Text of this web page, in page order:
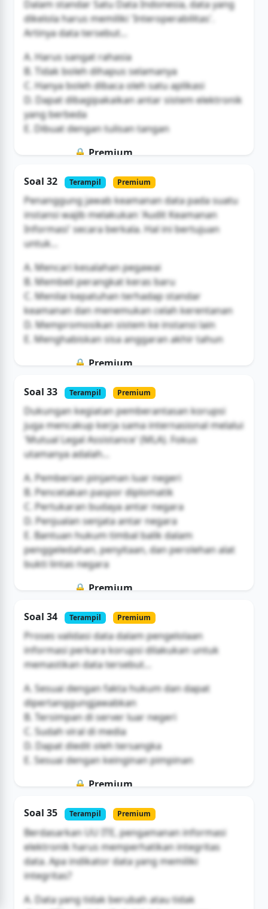
Dalam standar Satu Data Indonesia, data yang
dikelola harus memiliki 'Interoperabilitas'.
Artinya data tersebut...
A. Harus sangat rahasia
B. Tidak boleh dihapus selamanya
C. Hanya boleh dibaca oleh satu aplikasi
D. Dapat dibagipakaikan antar sistem elektronik
yang berbeda
E. Dibuat dengan tulisan tangan
🔒 Premium
Buka Akses
Soal 32 Terampil Premium
Penanggung jawab keamanan data pada suatu
instansi wajib melakukan 'Audit Keamanan
Informasi' secara berkala. Hal ini bertujuan
untuk...
A. Mencari kesalahan pegawai
B. Membeli perangkat keras baru
C. Menilai kepatuhan terhadap standar
keamanan dan menemukan celah kerentanan
D. Mempromosikan sistem ke instansi lain
E. Menghabiskan sisa anggaran akhir tahun
🔒 Premium
Buka Akses
Soal 33 Terampil Premium
Dukungan kegiatan pemberantasan korupsi
juga mencakup kerja sama internasional melalui
'Mutual Legal Assistance' (MLA). Fokus
utamanya adalah...
A. Pemberian pinjaman luar negeri
B. Pencetakan paspor diplomatik
C. Pertukaran budaya antar negara
D. Penjualan senjata antar negara
E. Bantuan hukum timbal balik dalam
penggeledahan, penyitaan, dan perolehan alat
bukti lintas negara
🔒 Premium
Buka Akses
Soal 34 Terampil Premium
Proses validasi data dalam pengelolaan
informasi perkara korupsi dilakukan untuk
memastikan data tersebut...
A. Sesuai dengan fakta hukum dan dapat
dipertanggungjawabkan
B. Tersimpan di server luar negeri
C. Sudah viral di media
D. Dapat diedit oleh tersangka
E. Sesuai dengan keinginan pimpinan
🔒 Premium
Buka Akses
Soal 35 Terampil Premium
Berdasarkan UU ITE, pengamanan informasi
elektronik harus memperhatikan integritas
data. Apa indikator data yang memiliki
integritas?
A. Data yang tidak berubah atau tidak